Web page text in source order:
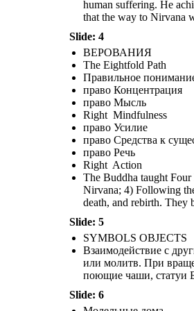
Взаимодействие с другими людьми
Мала - это четки, используемые в буддизме и других
религиях. Молитвенные колеса содержат плотно
скрученный лист мантры или молитв. При вращении
количество отправленных молитв умножается. Другими
священными объектами являются молитвенные
колокольчики, раковины, поющие чаши, статуи Будды и Ом,
который представляет высшую реальность, сознание или
Атман.
Взаимодействие с другими людьми
Молельные дома
Буддисты составляют около 7% населения мира.
Люди практикуют буддизм во всем мире, но
большинство из них находится в Восточной и Юго-
Восточной Азии, в Китае, Непале, Индии, Шри-
Ланке, Мьянме, Камбодже, Лаосе, Таиланде, Корее и
Японии.
но м ainly в Восточной
Восточной Азии
human suffering. He
that the way to Nirvana
Slide: 4
ВЕРОВАНИЯ
The Eightfold Path
Правильное
право Концентрация
право Мысль
Right Mindfulness
право Усилие
право Средства к
право Речь
Right Action
The Buddha taught
Nirvana; 4) Following
death, and rebirth. They
Slide: 5
SYMBOLS OBJECTS
Взаимодействие с
или молитв. При
поющие чаши, статуи
Slide: 6